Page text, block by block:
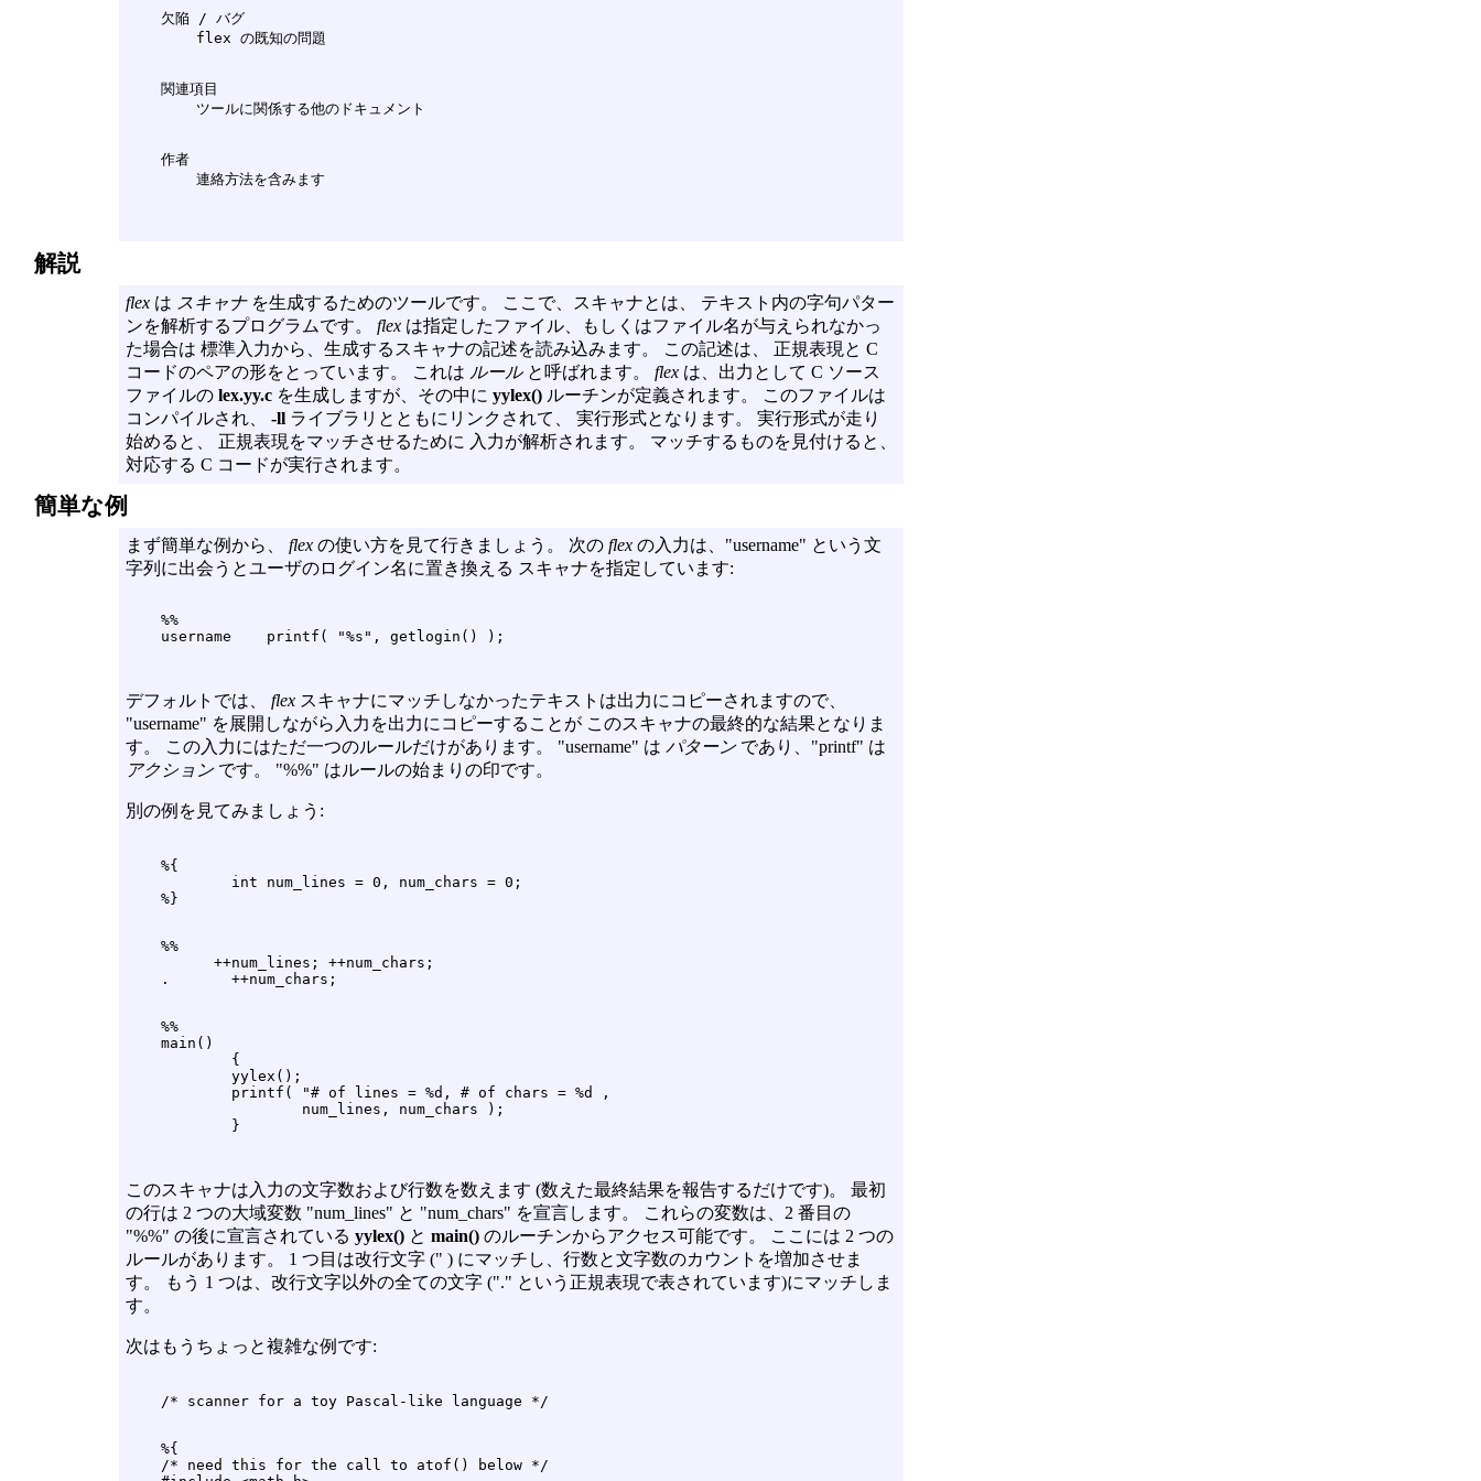
    欠陥 / バグ
    関連項目
    作者
解説
flex は スキャナを生成するためのツールです。 ここで、スキャナとは、 テキスト内の字句パター
ンを解析するプログラムです。 flex は指定したファイル、もしくはファイル名が与えられなかっ
た場合は 標準入力から、生成するスキャナの記述を読み込みます。 この記述は、 正規表現と C
コードのペアの形をとっています。 これは ルールと呼ばれます。 flex は、出力として C ソース
ファイルの lex.yy.c を生成しますが、その中に yylex() ルーチンが定義されます。 このファイルは
コンパイルされ、 -ll ライブラリとともにリンクされて、 実行形式となります。 実行形式が走り
始めると、 正規表現をマッチさせるために 入力が解析されます。 マッチするものを見付けると、
対応する C コードが実行されます。
簡単な例
まず簡単な例から、 flex の使い方を見て行きましょう。 次の flex の入力は、"username" という文
字列に出会うとユーザのログイン名に置き換える スキャナを指定しています:
    %%
デフォルトでは、 flex スキャナにマッチしなかったテキストは出力にコピーされますので、
"username" を展開しながら入力を出力にコピーすることが このスキャナの最終的な結果となりま
す。 この入力にはただ一つのルールだけがあります。 "username" は パターンであり、"printf" は
アクションです。 "%%" はルールの始まりの印です。
別の例を見てみましょう:
    %{
            int num_lines = 0, num_chars = 0;
    %%
          ++num_lines; ++num_chars;
    %%
    main()
            {
            yylex();
            printf( "# of lines = %d, # of chars = %d ,
                    num_lines, num_chars );
このスキャナは入力の文字数および行数を数えます (数えた最終結果を報告するだけです)。 最初
の行は 2 つの大域変数 "num_lines" と "num_chars" を宣言します。 これらの変数は、2 番目の
"%%" の後に宣言されている yylex() と main() のルーチンからアクセス可能です。 ここには 2 つの
ルールがあります。 1 つ目は改行文字 (" ) にマッチし、行数と文字数のカウントを増加させま
す。 もう 1 つは、改行文字以外の全ての文字 ("." という正規表現で表されています)にマッチしま
す。
次はもうちょっと複雑な例です:
    %{
    /* need this for the call to atof() below */